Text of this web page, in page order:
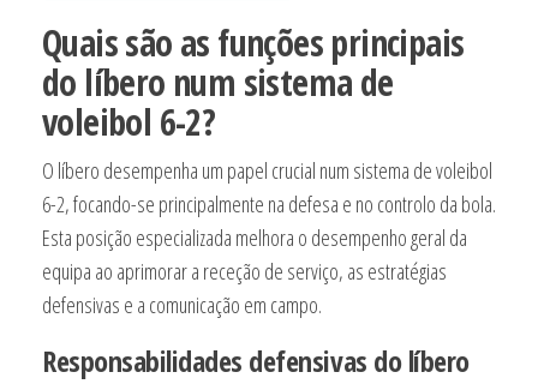
Quais são as funções principais
do líbero num sistema de
voleibol 6-2?
O líbero desempenha um papel crucial num sistema de voleibol
6-2, focando-se principalmente na defesa e no controlo da bola.
Esta posição especializada melhora o desempenho geral da
equipa ao aprimorar a receção de serviço, as estratégias
defensivas e a comunicação em campo.
Responsabilidades defensivas do líbero